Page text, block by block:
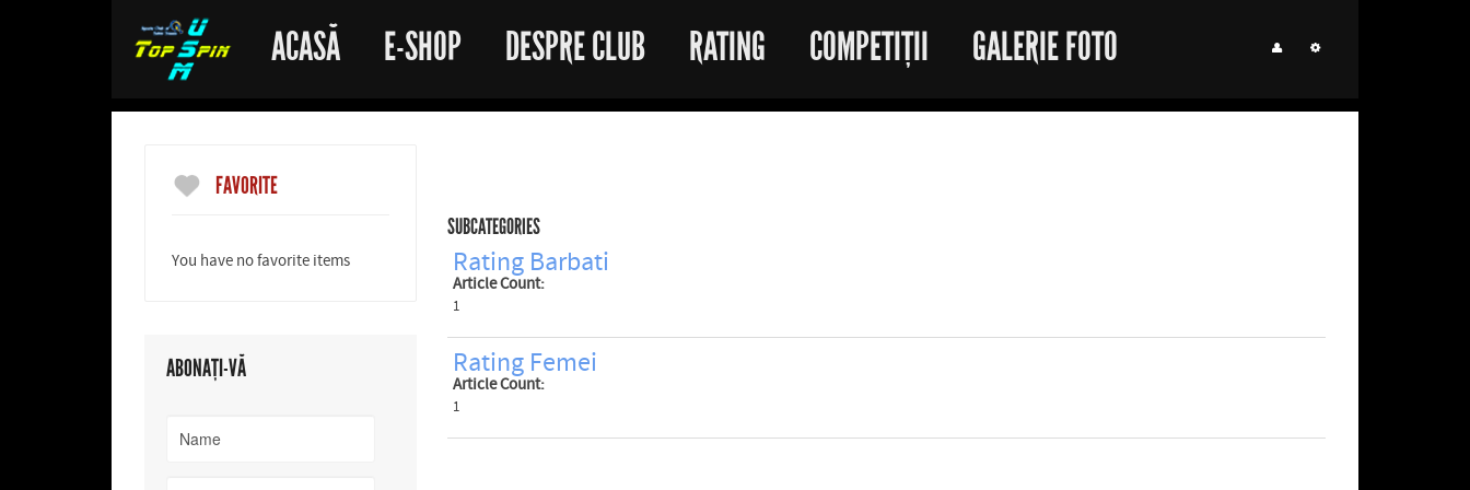
ACASĂ E-SHOP DESPRE CLUB RATING COMPETIȚII GALERIE FOTO
FAVORITE
You have no favorite items
ABONAȚI-VĂ
SUBCATEGORIES
Rating Barbati
Article Count:
1
Rating Femei
Article Count:
1